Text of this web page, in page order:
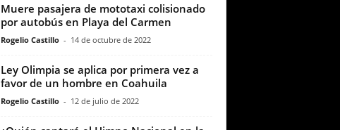
Muere pasajera de mototaxi colisionado
por autobús en Playa del Carmen
Rogelio Castillo - 14 de octubre de 2022
Ley Olimpia se aplica por primera vez a
favor de un hombre en Coahuila
Rogelio Castillo - 12 de julio de 2022